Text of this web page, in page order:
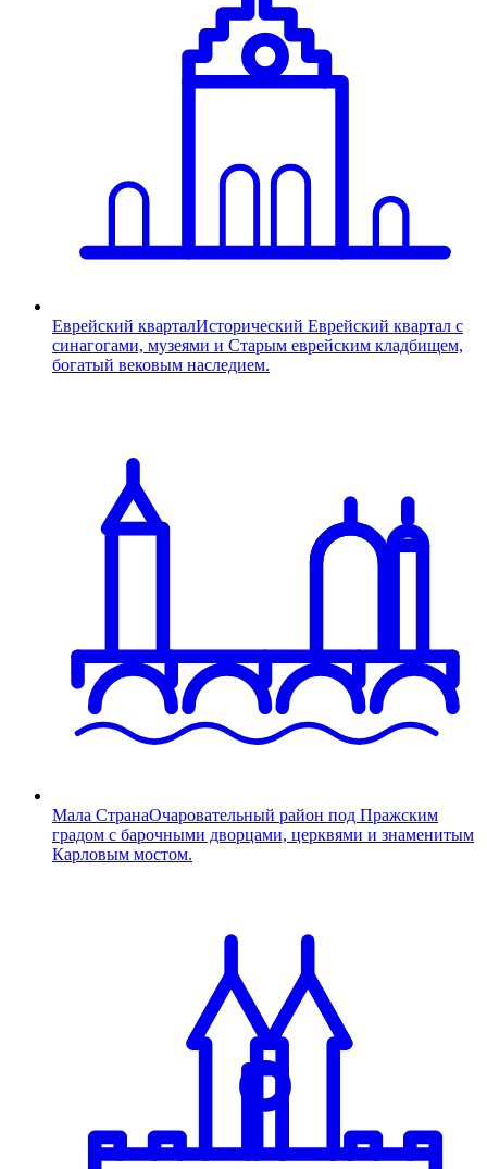
Еврейский кварталИсторический Еврейский квартал с
синагогами, музеями и Старым еврейским кладбищем,
богатый вековым наследием.
Мала СтранаОчаровательный район под Пражским
градом с барочными дворцами, церквями и знаменитым
Карловым мостом.